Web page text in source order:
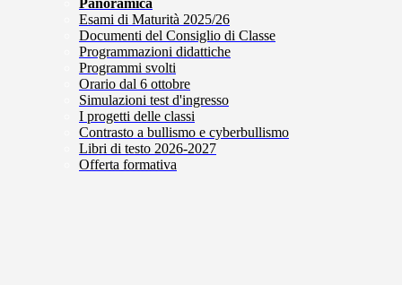
Panoramica
Esami di Maturità 2025/26
Documenti del Consiglio di Classe
Programmazioni didattiche
Programmi svolti
Orario dal 6 ottobre
Simulazioni test d'ingresso
I progetti delle classi
Contrasto a bullismo e cyberbullismo
Libri di testo 2026-2027
Offerta formativa